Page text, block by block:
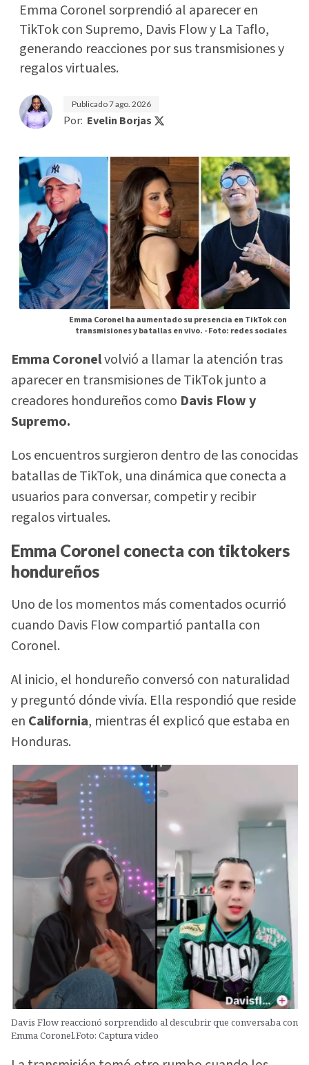
Emma Coronel sorprendió al aparecer en
TikTok con Supremo, Davis Flow y La Taflo,
generando reacciones por sus transmisiones y
regalos virtuales.
Publicado7 ago. 2026
Por: Evelin Borjas
Emma Coronel ha aumentado su presencia en TikTok con
transmisiones y batallas en vivo. -Foto: redes sociales
Emma Coronelvolvió a llamar la atención tras
aparecer en transmisiones de TikTok junto a
creadores hondureños como Davis Flow y
Supremo.
Los encuentros surgieron dentro de las conocidas
batallas de TikTok, una dinámica que conecta a
usuarios para conversar, competir y recibir
regalos virtuales.
Emma Coronel conecta con tiktokers
hondureños
Uno de los momentos más comentados ocurrió
cuando Davis Flow compartió pantalla con
Coronel.
Al inicio, el hondureño conversó con naturalidad
y preguntó dónde vivía. Ella respondió que reside
en California, mientras él explicó que estaba en
Honduras.
Davis Flow reaccionó sorprendido al descubrir que conversaba con
Emma Coronel.Foto: Captura video